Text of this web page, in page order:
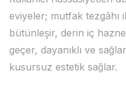
eviyeler; mutfak tezgâhı
bütünleşir, derin iç
geçer, dayanıklı ve
kusursuz estetik sağlar.